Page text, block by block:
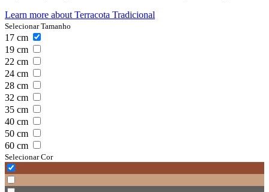
Learn more about Terracota Tradicional
Selecionar Tamanho
17 cm
19 cm
22 cm
24 cm
28 cm
32 cm
35 cm
40 cm
50 cm
60 cm
Selecionar Cor